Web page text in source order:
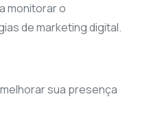
monitorar o
de marketing digital.
sua presença